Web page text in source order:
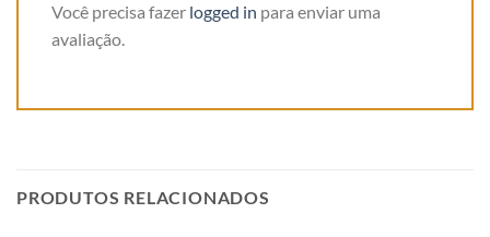
Você precisa fazer logged in para enviar uma
avaliação.
PRODUTOS RELACIONADOS